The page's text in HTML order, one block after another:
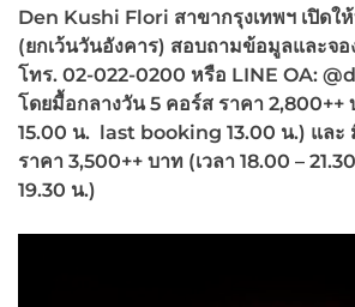
Den Kushi Flori สาขากรุงเทพฯ เปิดใ
(ยกเว้นวันอังคาร) สอบถามข้อมูลและจ
โทร. 02-022-0200 หรือ LINE OA:
โดยมื้อกลางวัน5 คอร์ส ราคา 2,800++
15.00 น. last booking 13.00 น.) แล
ราคา 3,500++ บาท (เวลา 18.00 –
19.30 น.)